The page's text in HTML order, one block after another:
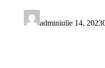
adminiulie 14, 2023